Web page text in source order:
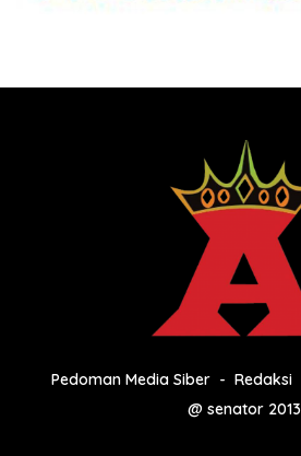
Pedoman Media Siber Redaksi
@ senator 2013